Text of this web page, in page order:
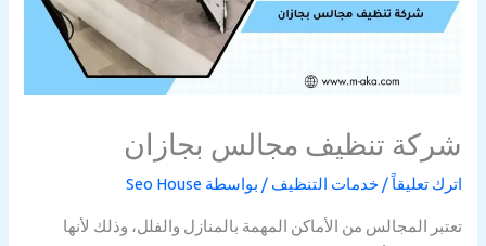
تنظيف مجالس بجازان
تعليقاً/خدمات التنظيف/ بواسطة Seo House
المجالس من الأماكن المهمة بالمنازل والفلل، وذلك لأنها